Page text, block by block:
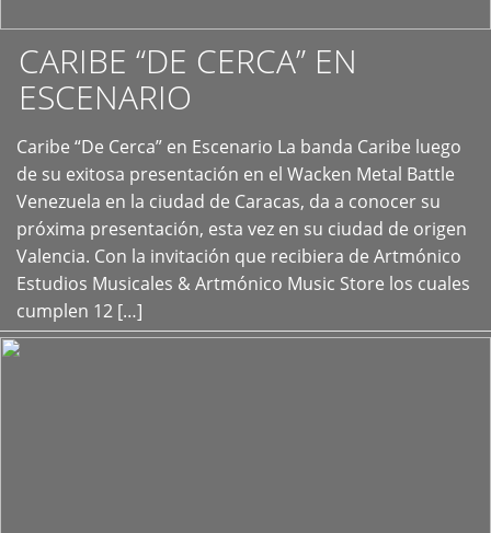
CARIBE “DE CERCA” EN
ESCENARIO
Caribe “De Cerca” en Escenario La banda Caribe luego
de su exitosa presentación en el Wacken Metal Battle
Venezuela en la ciudad de Caracas, da a conocer su
próxima presentación, esta vez en su ciudad de origen
Valencia. Con la invitación que recibiera de Artmónico
Estudios Musicales & Artmónico Music Store los cuales
cumplen 12 […]
+